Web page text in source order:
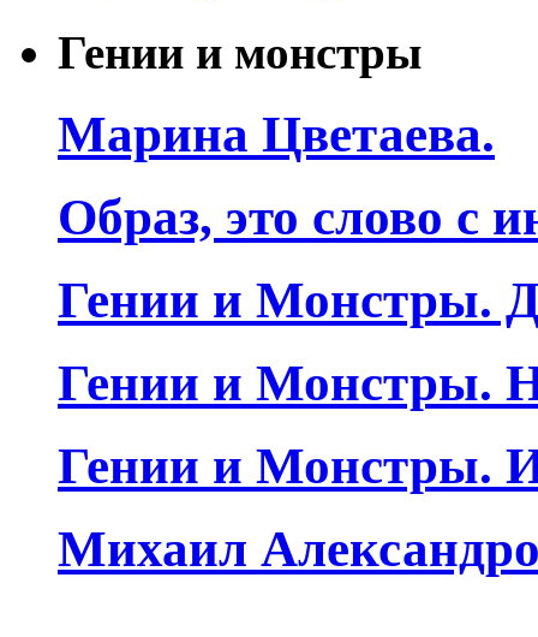
Гении и монстры
Марина Цветаева.
Образ, это слово с
Гении и Монстры.
Гении и Монстры.
Гении и Монстры.
Михаил